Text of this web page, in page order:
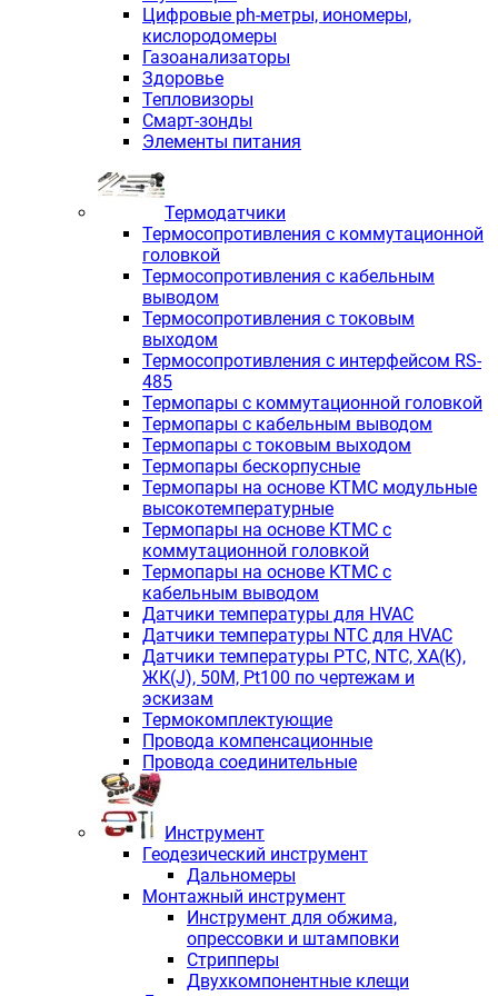
Цифровые ph-метры, иономеры,
кислородомеры
Газоанализаторы
Здоровье
Тепловизоры
Смарт-зонды
Элементы питания
Термодатчики
Термосопротивления с коммутационной
головкой
Термосопротивления с кабельным
выводом
Термосопротивления с токовым
выходом
Термосопротивления с интерфейсом RS-
485
Термопары с коммутационной головкой
Термопары с кабельным выводом
Термопары с токовым выходом
Термопары бескорпусные
Термопары на основе КТМС модульные
высокотемпературные
Термопары на основе КТМС с
коммутационной головкой
Термопары на основе КТМС с
кабельным выводом
Датчики температуры для HVAC
Датчики температуры NTC для HVAC
Датчики температуры PTС, NTC, ХА(К),
ЖК(J), 50М, Pt100 по чертежам и
эскизам
Термокомплектующие
Провода компенсационные
Провода соединительные
Инструмент
Геодезический инструмент
Дальномеры
Монтажный инструмент
Инструмент для обжима,
опрессовки и штамповки
Стрипперы
Двухкомпонентные клещи